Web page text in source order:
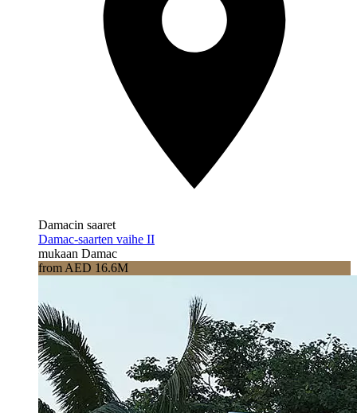
Damacin saaret
Damac-saarten vaihe II
mukaan Damac
from AED 16.6M